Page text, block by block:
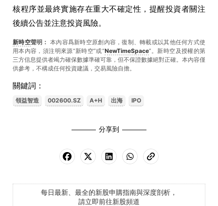
核程序並最終實施存在重大不確定性，提醒投資者關注
後續公告並注意投資風險。
新時空聲明： 本內容爲新時空原創內容，復制、轉載或以其他任何方式使
用本內容，須注明來源“新時空”或“NewTimeSpace”。新時空及授權的第
三方信息提供者竭力確保數據準確可靠，但不保證數據絕對正確。本內容僅
供參考，不構成任何投資建議，交易風險自擔。
關鍵詞：
領益智造 002600.SZ A+H 出海 IPO
分享到
每日最新、最全的新股申購指南與深度剖析，
請立即前往新股頻道